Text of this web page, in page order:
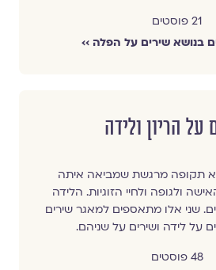
21 פוסטים
בנושא שירים על הפלה ››
על הריון ולידה
תקופה מרגשת שמביאה איתה
ולגופה ולחיי הזוגיות. הלידה
שני אלו מתאספים למאגר שירים
על לידה ושירים על שניהם.
48 פוסטים